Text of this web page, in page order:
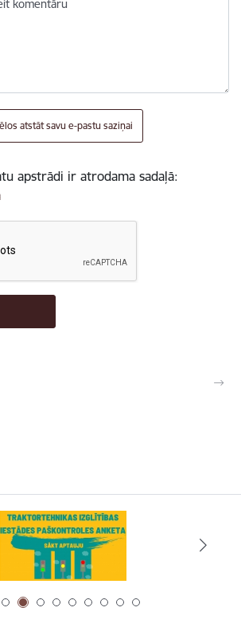
komentāru
atstāt savu e-pastu saziņai
apstrādi ir atrodama sadaļā: